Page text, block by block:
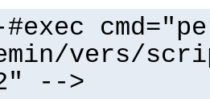
vers/
-->